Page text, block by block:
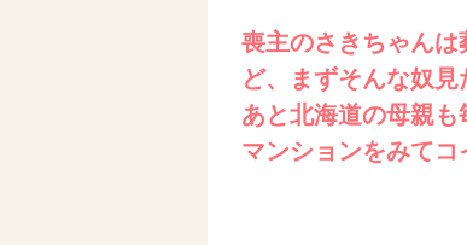
喪主のさきちゃん
ど、まずそんな奴見
あと北海道の母親
マンションをみてコ